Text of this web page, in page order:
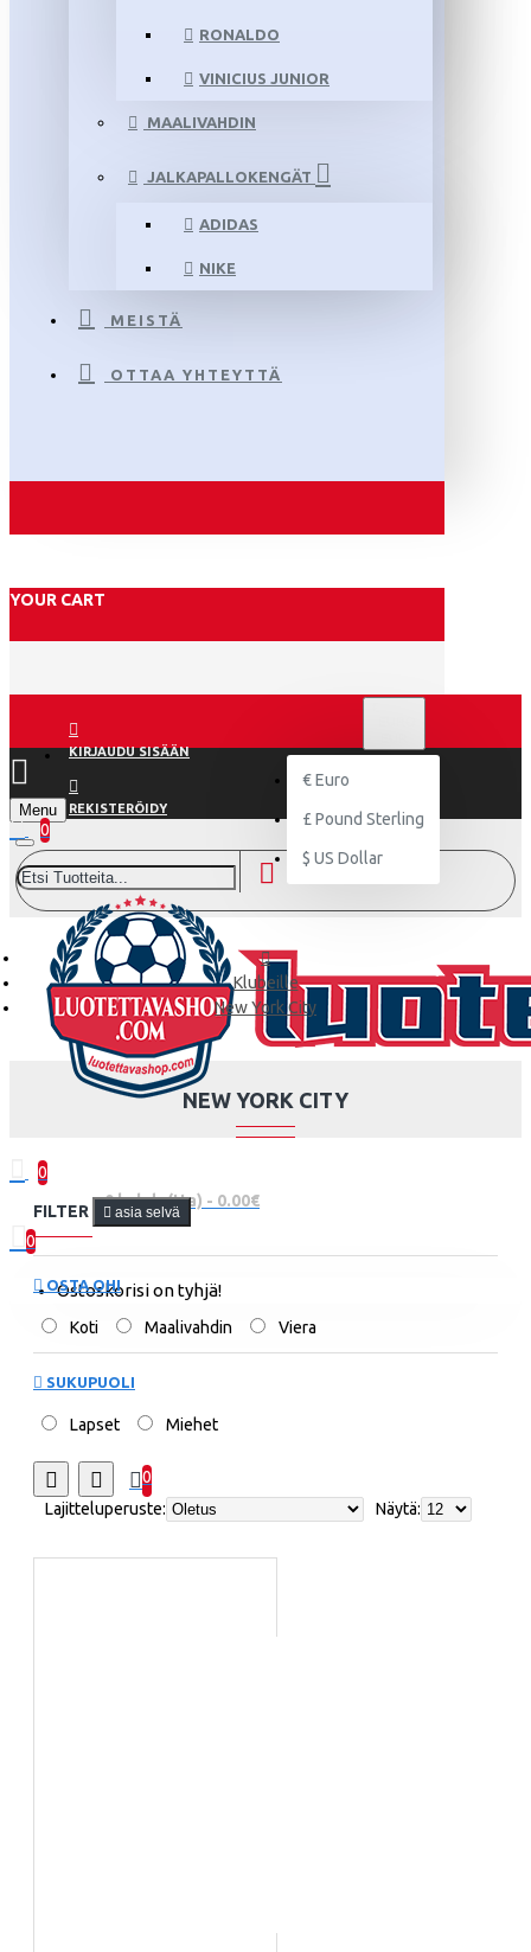
RONALDO
VINICIUS JUNIOR
MAALIVAHDIN
JALKAPALLOKENGÄT
ADIDAS
NIKE
MEISTÄ
OTTAA YHTEYTTÄ
YOUR CART
KIRJAUDU SISÄÄN
REKISTERÖIDY
€ Euro
£ Pound Sterling
$ US Dollar
Menu
0
0
0 kohde(tta) - 0.00€
0
Ostoskorisi on tyhjä!
Klubeille
New York City
NEW YORK CITY
FILTER asia selvä
OSTA OHI
Koti Maalivahdin Viera
SUKUPUOLI
Lapset Miehet
0
Lajitteluperuste:
Näytä: